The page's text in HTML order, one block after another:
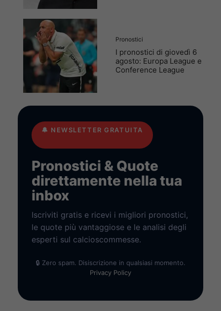
Pronostici
I pronostici di giovedì 6
agosto: Europa League e
Conference League
🔔 NEWSLETTER GRATUITA
Pronostici & Quote
direttamente nella tua
inbox
Iscriviti gratis e ricevi i migliori pronostici,
le quote più vantaggiose e le analisi degli
esperti sul calcioscommesse.
🔒 Zero spam. Disiscrizione in qualsiasi momento.
Privacy Policy